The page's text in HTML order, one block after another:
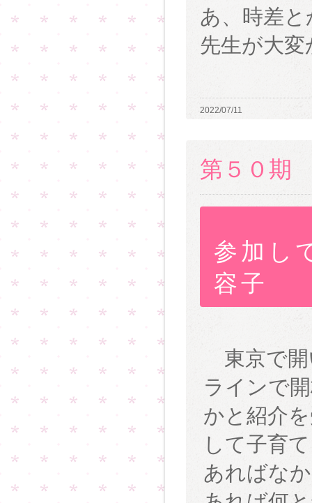
あ、時差
先生が大変
2022/07/11
第５０
参加
容子
東京で開
ラインで
かと紹介
して子育
あればな